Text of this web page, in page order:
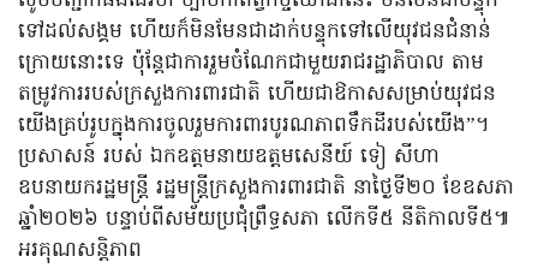
ទៅដល់សង្គម ហើយក៏មិនមែនជាដាក់បន្ទុកទៅលើយុវជនជំនាន់
ក្រោយនោះទេ ប៉ុន្តែជាការរួមចំណែកជាមួយរាជរដ្ឋាភិបាល តាម
តម្រូវការរបស់ក្រសួងការពារជាតិ ហើយជាឱកាសសម្រាប់យុវជន
យើងគ្រប់រូបក្នុងការចូលរួមការពារបូរណភាពទឹកដីរបស់យើង”។
ប្រសាសន៍ របស់ ឯកឧត្តមនាយឧត្តមសេនីយ៍ ទៀ សីហា
ឧបនាយករដ្ឋមន្ត្រី រដ្ឋមន្ត្រីក្រសួងការពារជាតិ នាថ្ងៃទី២០ ខែឧសភា
ឆ្នាំ២០២៦ បន្ទាប់ពីសម័យប្រជុំព្រឹទ្ធសភា លើកទី៥ នីតិកាលទី៥៕
អរគុណសន្តិភាព